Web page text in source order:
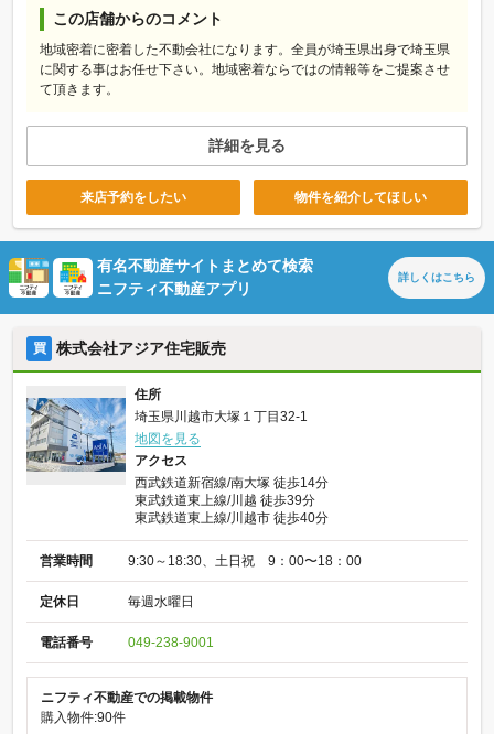
この店舗からのコメント
地域密着に密着した不動会社になります。全員が埼玉県出身で埼玉県
に関する事はお任せ下さい。地域密着ならではの情報等をご提案させ
て頂きます。
詳細を見る
来店予約をしたい 物件を紹介してほしい
有名不動産サイトまとめて検索
ニフティ不動産アプリ
詳しくはこちら
買 株式会社アジア住宅販売
住所
埼玉県川越市大塚１丁目32-1
地図を見る
アクセス
西武鉄道新宿線/南大塚 徒歩14分
東武鉄道東上線/川越 徒歩39分
東武鉄道東上線/川越市 徒歩40分
営業時間 9:30～18:30、土日祝 9：00〜18：00
定休日 毎週水曜日
電話番号 049-238-9001
ニフティ不動産での掲載物件
購入物件:90件